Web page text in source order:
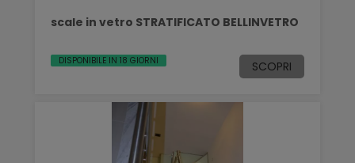
scale in vetro STRATIFICATO BELLINVETRO
DISPONIBILE IN 18 GIORNI SCOPRI